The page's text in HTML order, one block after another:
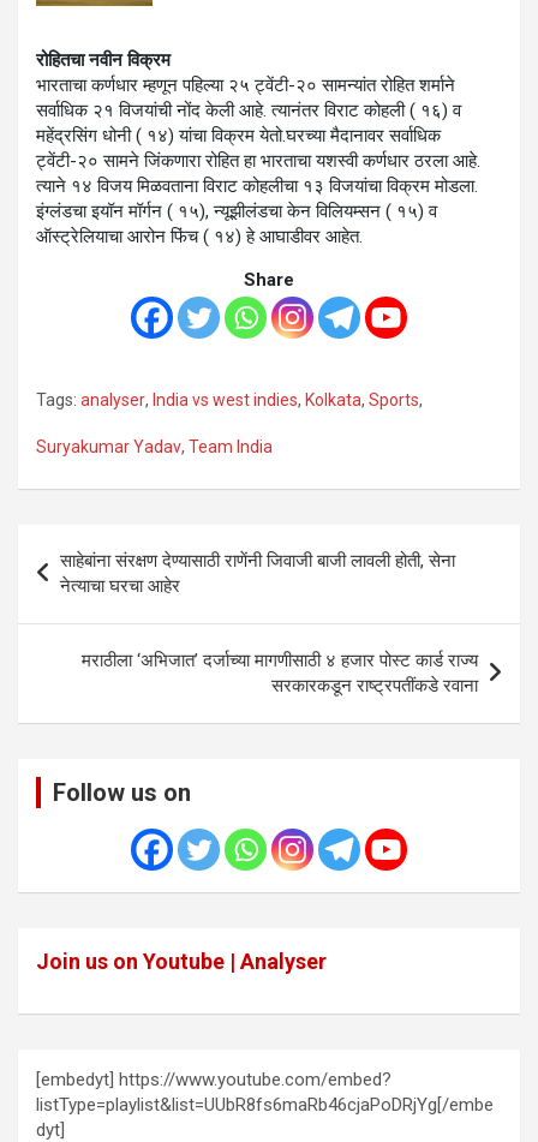
रोहितचा नवीन विक्रम
भारताचा कर्णधार म्हणून पहिल्या २५ ट्वेंटी-२० सामन्यांत रोहित शर्माने
सर्वाधिक २१ विजयांची नोंद केली आहे. त्यानंतर विराट कोहली ( १६) व
महेंद्रसिंग धोनी ( १४) यांचा विक्रम येतो.घरच्या मैदानावर सर्वाधिक
ट्वेंटी-२० सामने जिंकणारा रोहित हा भारताचा यशस्वी कर्णधार ठरला आहे.
त्याने १४ विजय मिळवताना विराट कोहलीचा १३ विजयांचा विक्रम मोडला.
इंग्लंडचा इयॉन मॉर्गन ( १५), न्यूझीलंडचा केन विलियम्सन ( १५) व
ऑस्ट्रेलियाचा आरोन फिंच ( १४) हे आघाडीवर आहेत.
Share
Tags: analyser, India vs west indies, Kolkata, Sports,
Suryakumar Yadav, Team India
Post
navigation
साहेबांना संरक्षण देण्यासाठी राणेंनी जिवाजी बाजी लावली होती, सेना
नेत्याचा घरचा आहेर
मराठीला ‘अभिजात’ दर्जाच्या मागणीसाठी ४ हजार पोस्ट कार्ड राज्य
सरकारकडून राष्ट्रपतींकडे रवाना
Follow us on
Join us on Youtube | Analyser
[embedyt] https://www.youtube.com/embed?
listType=playlist&list=UUbR8fs6maRb46cjaPoDRjYg[/embe
dyt]